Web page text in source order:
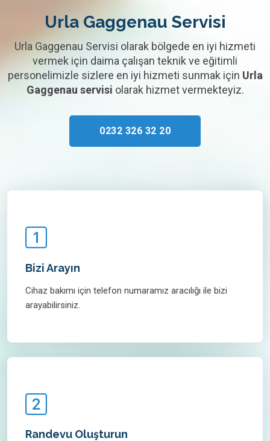
Urla Gaggenau Servisi
Urla Gaggenau Servisi olarak bölgede en iyi hizmeti
vermek için daima çalışan teknik ve eğitimli
personelimizle sizlere en iyi hizmeti sunmak için Urla
Gaggenau servisi olarak hizmet vermekteyiz.
0232 326 32 20
Bizi Arayın
Cihaz bakımı için telefon numaramız aracılığı ile bizi
arayabilirsiniz.
Randevu Oluşturun